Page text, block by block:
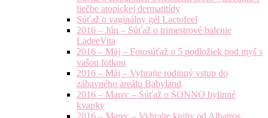
liečbe atopickej dermatitídy
Súťaž o vaginálny gél Lactofeel
2016 – Jún – Súťaž o trimestrové balenie
LadeeVita
2016 – Máj – Fotosúťaž o 5 podložiek pod myš s
vašou fotkou
2016 – Máj – Vyhrajte rodinný vstup do
zábavného areálu Babyland
2016 – Marec – Súťaž o SONNO bylinné
kvapky
2016 – Marec – Vyhrajte knihy od Albatros